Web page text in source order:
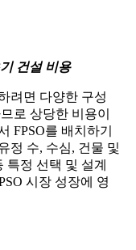
건설 비용
려면 다양한 구성
로 상당한 비용이
FPSO를 배치하기
정 수, 수심, 건물 및
특정 선택 및 설계
시장 성장에 영